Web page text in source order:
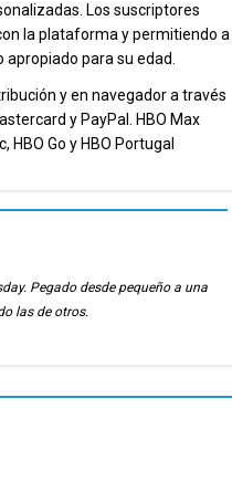
Los suscriptores
la plataforma y permitiendo a
apropiado para su edad.
y en navegador a través
y PayPal. HBO Max
Go y HBO Portugal
Pegado desde pequeño a una
las de otros.